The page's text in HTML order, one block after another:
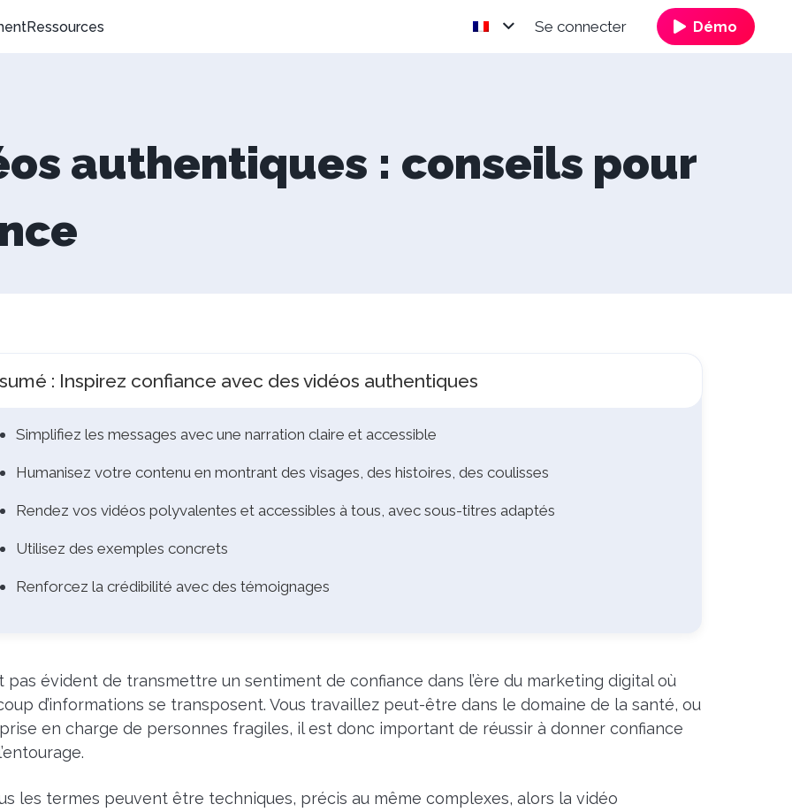
Ressources Se connecter Démo
authentiques : conseils pour
: Inspirez confiance avec des vidéos authentiques
Simplifiez les messages avec une narration claire et accessible
Humanisez votre contenu en montrant des visages, des histoires, des coulisses
Rendez vos vidéos polyvalentes et accessibles à tous, avec sous-titres adaptés
Utilisez des exemples concrets
Renforcez la crédibilité avec des témoignages
pas évident de transmettre un sentiment de confiance dans l’ère du marketing digital où
d’informations se transposent. Vous travaillez peut-être dans le domaine de la santé, ou
en charge de personnes fragiles, il est donc important de réussir à donner confiance
les termes peuvent être techniques, précis au même complexes, alors la vidéo